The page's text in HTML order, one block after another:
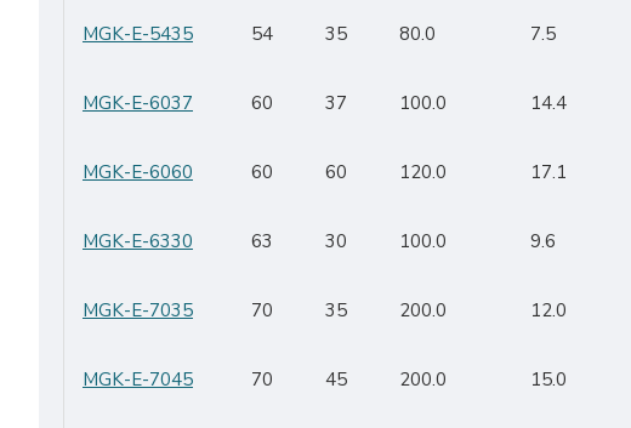
MGK-E-5435 54 35 80.0 7.5
MGK-E-6037 60 37 100.0 14.4
MGK-E-6060 60 60 120.0 17.1
MGK-E-6330 63 30 100.0 9.6
MGK-E-7035 70 35 200.0 12.0
MGK-E-7045 70 45 200.0 15.0